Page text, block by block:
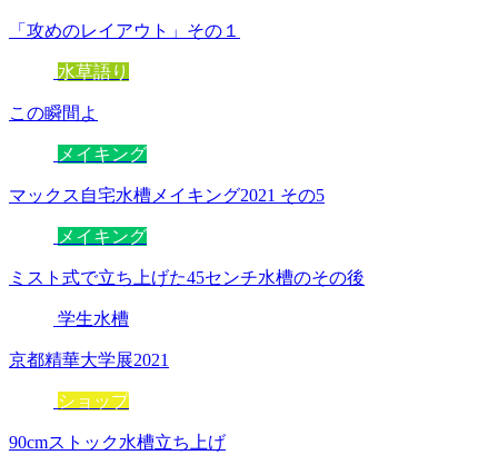
「攻めのレイアウト」その１
水草語り
この瞬間よ
メイキング
マックス自宅水槽メイキング2021 その5
メイキング
ミスト式で立ち上げた45センチ水槽のその後
学生水槽
京都精華大学展2021
ショップ
90cmストック水槽立ち上げ